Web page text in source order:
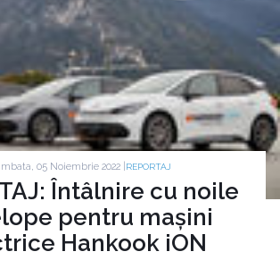
05 Noiembrie 2022 | REPORTAJ
Întâlnire cu noile
pentru mașini
Hankook iON